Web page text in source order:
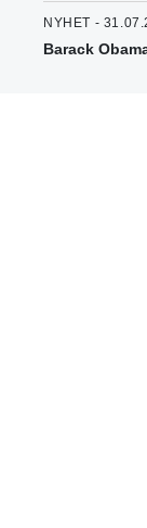
NYHET -
Barack